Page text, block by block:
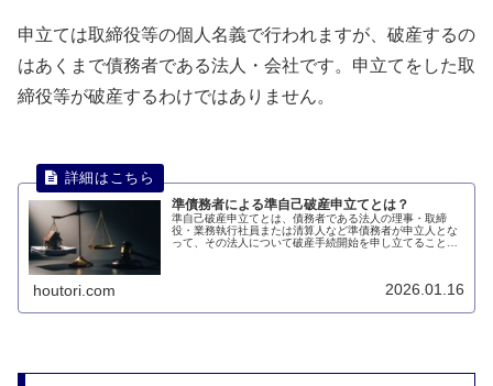
申立ては取締役等の個人名義で行われますが、破産するの
はあくまで債務者である法人・会社です。申立てをした取
締役等が破産するわけではありません。
準債務者による準自己破産申立てとは？
準自己破産申立てとは、債務者である法人の理事・取締
役・業務執行社員または清算人など準債務者が申立人とな
って、その法人について破産手続開始を申し立てることを
houtori.com 2026.01.16